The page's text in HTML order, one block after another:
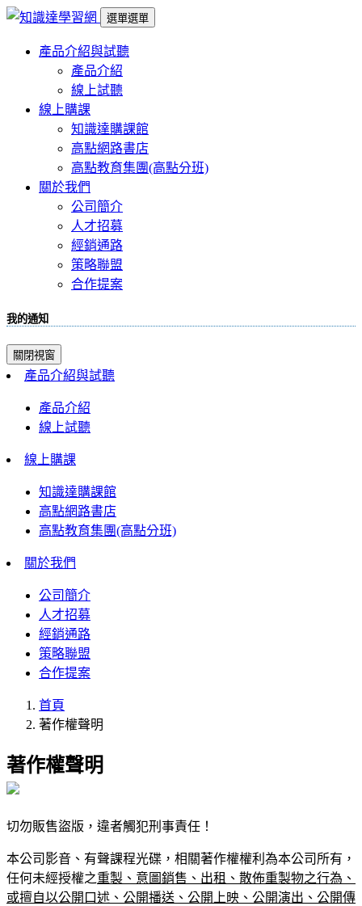
選單選單
產品介紹與試聽
產品介紹
線上試聽
線上購課
知識達購課館
高點網路書店
高點教育集團(高點分班)
關於我們
公司簡介
人才招募
經銷通路
策略聯盟
合作提案
我的通知
關閉視窗
產品介紹與試聽
產品介紹
線上試聽
線上購課
知識達購課館
高點網路書店
高點教育集團(高點分班)
關於我們
公司簡介
人才招募
經銷通路
策略聯盟
合作提案
首頁
著作權聲明
著作權聲明
切勿販售盜版，違者觸犯刑事責任！
本公司影音、有聲課程光碟，相關著作權權利為本公司所有，
任何未經授權之重製、意圖銷售、出租、散佈重製物之行為、
或擅自以公開口述、公開播送、公開上映、公開演出、公開傳